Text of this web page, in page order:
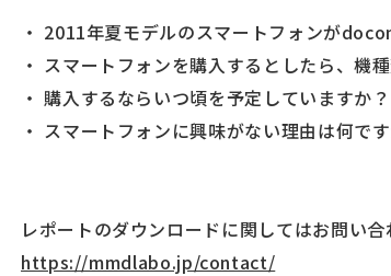
・ 2011年夏モデルのスマートフォンが
・ スマートフォンを購入するとしたら、機
・ 購入するならいつ頃を予定していますか？
・ スマートフォンに興味がない理由は何で
レポートのダウンロードに関してはお問い合
https://mmdlabo.jp/contact/